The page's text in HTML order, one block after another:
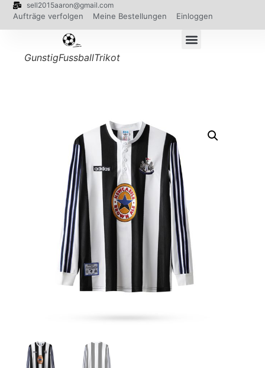
sell2015aaron@gmail.com
Aufträge verfolgen Meine Bestellungen Einloggen
GunstigFussballTrikot